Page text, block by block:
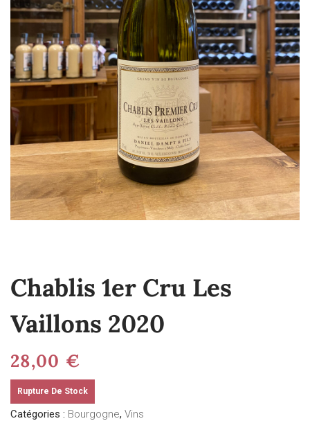
Chablis 1er Cru Les
Vaillons 2020
28,00 €
Rupture De Stock
Catégories : Bourgogne, Vins